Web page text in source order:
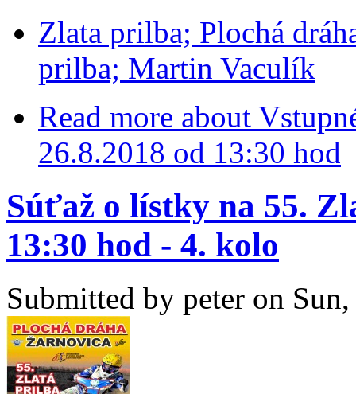
Zlata prilba; Plochá
prilba; Martin Vaculík
Read more about
26.8.2018 od 13:30 hod
Súťaž o lístky na 55.
13:30 hod - 4. kolo
Submitted by peter on